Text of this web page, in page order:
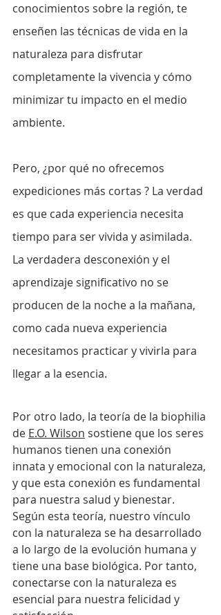
conocimientos sobre la región, te
enseñen las técnicas de vida en la
naturaleza para disfrutar
completamente la vivencia y cómo
minimizar tu impacto en el medio
ambiente.
Pero, ¿por qué no ofrecemos
expediciones más cortas ? La verdad
es que cada experiencia necesita
tiempo para ser vivida y asimilada.
La verdadera desconexión y el
aprendizaje significativo no se
producen de la noche a la mañana,
como cada nueva experiencia
necesitamos practicar y vivirla para
llegar a la esencia.
Por otro lado, la teoría de la biophilia
de E.O. Wilson sostiene que los seres
humanos tienen una conexión
innata y emocional con la naturaleza,
y que esta conexión es fundamental
para nuestra salud y bienestar.
Según esta teoría, nuestro vínculo
con la naturaleza se ha desarrollado
a lo largo de la evolución humana y
tiene una base biológica. Por tanto,
conectarse con la naturaleza es
esencial para nuestra felicidad y